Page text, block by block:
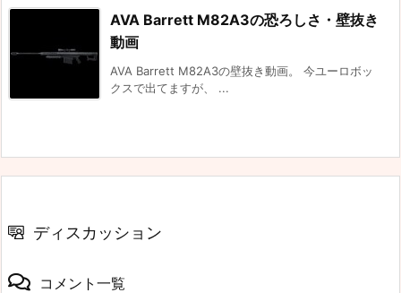
AVA Barrett M82A3の恐ろしさ・壁抜き
動画
AVA Barrett M82A3の壁抜き動画。 今ユーロボッ
クスで出てますが、 ...
ディスカッション
コメント一覧